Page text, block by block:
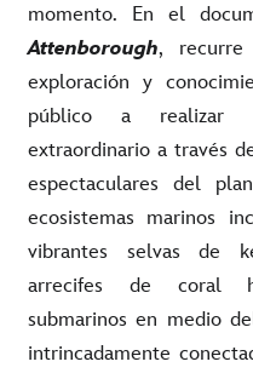
momento. En el
Attenborough,
exploración y
público a realizar
extraordinario a través
espectaculares del
ecosistemas marinos
vibrantes selvas de
arrecifes de coral
submarinos en medio
intrincadamente